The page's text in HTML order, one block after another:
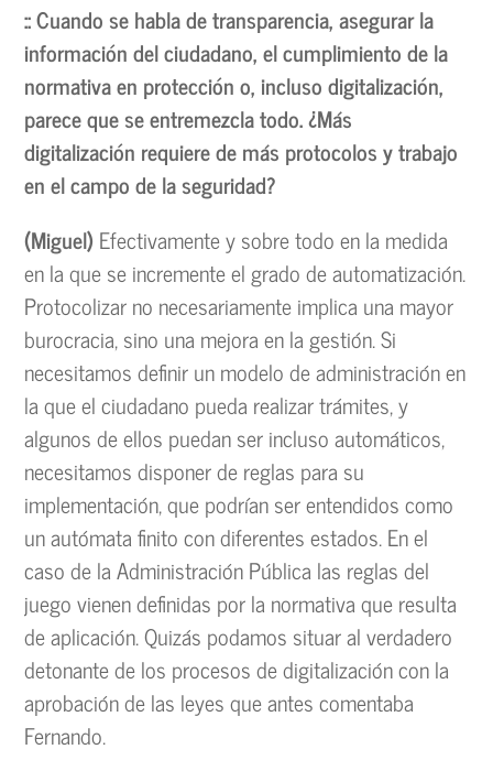
:: Cuando se habla de transparencia, asegurar la
información del ciudadano, el cumplimiento de la
normativa en protección o, incluso digitalización,
parece que se entremezcla todo. ¿Más
digitalización requiere de más protocolos y trabajo
en el campo de la seguridad?
(Miguel) Efectivamente y sobre todo en la medida
en la que se incremente el grado de automatización.
Protocolizar no necesariamente implica una mayor
burocracia, sino una mejora en la gestión. Si
necesitamos definir un modelo de administración en
la que el ciudadano pueda realizar trámites, y
algunos de ellos puedan ser incluso automáticos,
necesitamos disponer de reglas para su
implementación, que podrían ser entendidos como
un autómata finito con diferentes estados. En el
caso de la Administración Pública las reglas del
juego vienen definidas por la normativa que resulta
de aplicación. Quizás podamos situar al verdadero
detonante de los procesos de digitalización con la
aprobación de las leyes que antes comentaba
Fernando.